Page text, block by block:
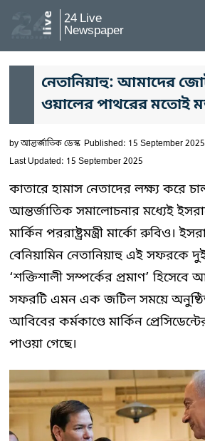
24 Live
Newspaper
নেতানিয়াহু: আমাদের
ওয়ালের পাথরের মতোই
byআন্তর্জাতিক ডেস্ক Published: 15 September 2025
Last Updated: 15 September 2025
কাতারে হামাস নেতাদের লক্ষ্য করে
আন্তর্জাতিক সমালোচনার মধ্যেই
মার্কিন পররাষ্ট্রমন্ত্রী মার্কো রুবিও।
বেনিয়ামিন নেতানিয়াহু এই সফরকে
‘শক্তিশালী সম্পর্কের প্রমাণ’ হিসেবে
সফরটি এমন এক জটিল সময়ে
আবিবের কর্মকাণ্ডে মার্কিন
পাওয়া গেছে।